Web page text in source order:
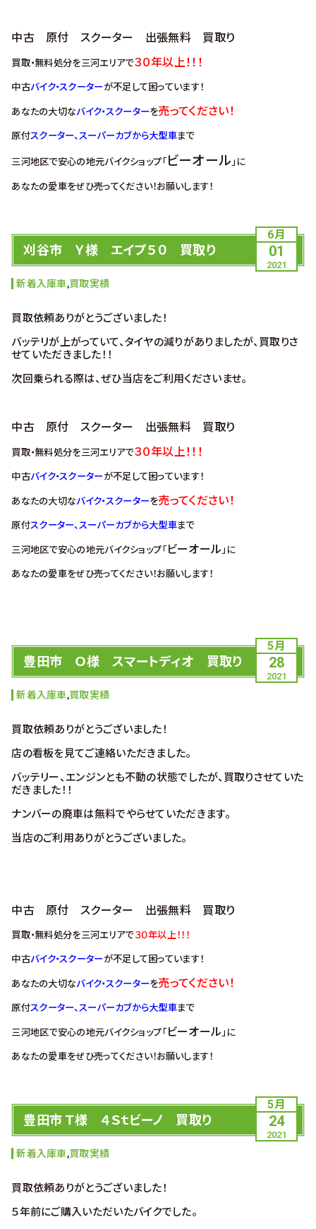
中古 原付 スクーター 出張無料 買取り
買取・無料処分を三河エリアで３０年以上！！！
中古バイク・スクーター が不足して困っています！
あなたの大切なバイク・スクーターを売ってください！
原付スクーター、スーパーカブから大型車まで
三河地区で安心の地元バイクショップ「ビーオール」に
あなたの愛車をぜひ売ってください！お願いします！
6月
01
2021
刈谷市 Ｙ様 エイプ５０ 買取り
新着入庫車,買取実績
買取依頼ありがとうございました！
バッテリが上がっていて、タイヤの減りがありましたが、買取りさ
せていただきました！！
次回乗られる際は、ぜひ当店をご利用くださいませ。
中古 原付 スクーター 出張無料 買取り
買取・無料処分を三河エリアで３０年以上！！！
中古バイク・スクーター が不足して困っています！
あなたの大切なバイク・スクーターを売ってください！
原付スクーター、スーパーカブから大型車まで
三河地区で安心の地元バイクショップ「ビーオール」に
あなたの愛車をぜひ売ってください！お願いします！
5月
28
2021
豊田市 Ｏ様 スマートディオ 買取り
新着入庫車,買取実績
買取依頼ありがとうございました！
店の看板を見てご連絡いただきました。
バッテリー、エンジンとも不動の状態でしたが、買取りさせていた
だきました！！
ナンバーの廃車は無料でやらせていただきます。
当店のご利用ありがとうございました。
中古 原付 スクーター 出張無料 買取り
買取・無料処分を三河エリアで３０年以上！！！
中古バイク・スクーター が不足して困っています！
あなたの大切なバイク・スクーターを売ってください！
原付スクーター、スーパーカブから大型車まで
三河地区で安心の地元バイクショップ「ビーオール」に
あなたの愛車をぜひ売ってください！お願いします！
5月
24
2021
豊田市 Ｔ様 ４Ｓｔビーノ 買取り
新着入庫車,買取実績
買取依頼ありがとうございました！
５年前にご購入いただいたバイクでした。